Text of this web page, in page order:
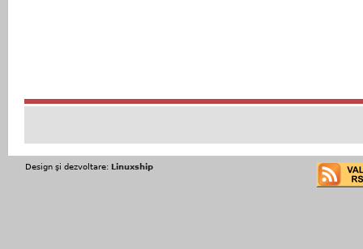
Design şi dezvoltare: Linuxship